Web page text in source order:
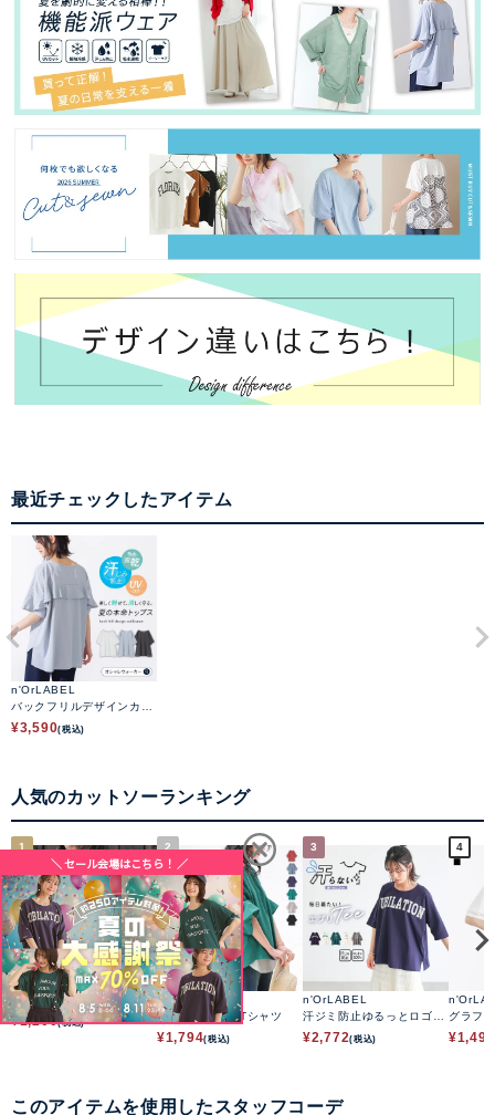
最近チェックしたアイテム
n'OrLABEL
バックフリルデザインカッ
トソー
¥3,590(税込)
人気のカットソーランキング
1
フレンチTシャツ
¥1,200(税込)
2
n'OrLABEL
多機能袖タックTシャツ
¥1,794(税込)
3
n'OrLABEL
汗ジミ防止ゆるっとロゴT
シャツ
¥2,772(税込)
4
グラフ
ゴTシャ
¥1,493
このアイテムを使用したスタッフコーデ